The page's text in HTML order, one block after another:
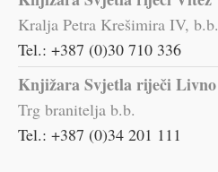
Kralja Petra Krešimira IV, b.b.
Tel.: +387 (0)30 710 336
Knjižara Svjetla riječi Livno
Trg branitelja b.b.
Tel.: +387 (0)34 201 111